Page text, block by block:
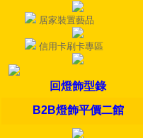
居家裝置藝品
信用卡刷卡專區
回燈飾型錄
B2B燈飾平價二館